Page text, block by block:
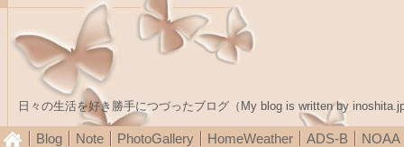
日々の生活を好き勝手につづったブログ（My blog is written by
Blog Note PhotoGallery HomeWeather ADS-B NOAA